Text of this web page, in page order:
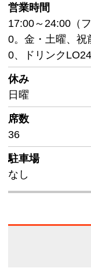
営業時間
17:00～24:00（
0。金・土曜、祝
0、ドリンク
休み
日曜
席数
36
駐車場
なし